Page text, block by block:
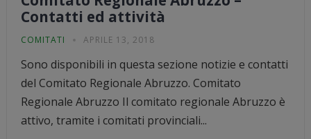
Contatti ed attività
COMITATI APRILE 13, 2018
Sono disponibili in questa sezione notizie e contatti
del Comitato Regionale Abruzzo. Comitato
Regionale Abruzzo Il comitato regionale Abruzzo è
attivo, tramite i comitati provinciali...